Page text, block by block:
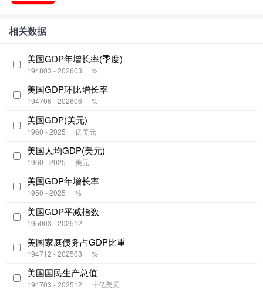
相关数据
美国GDP年增长率(季度)
194803 - 202603 %
美国GDP环比增长率
194706 - 202606 %
美国GDP(美元)
1960 - 2025 亿美元
美国人均GDP(美元)
1960 - 2025 美元
美国GDP年增长率
1950 - 2025 %
美国GDP平减指数
195003 - 202512 -
美国家庭债务占GDP比重
194712 - 202503 %
美国国民生产总值
194703 - 202512 十亿美元